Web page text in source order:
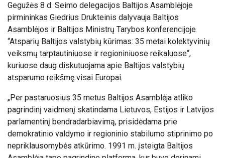
Gegužės 8 d. Seimo delegacijos Baltijos Asamblėjoje
pirmininkas Giedrius Drukteinis dalyvauja Baltijos
Asamblėjos ir Baltijos Ministrų Tarybos konferencijoje
“Atsparių Baltijos valstybių kūrimas: 35 metai kolektyvinių
veiksmų tarptautiniuose ir regioniniuose reikaluose“,
kuriuose daug diskutuojama apie Baltijos valstybių
atsparumo reikšmę visai Europai.
„Per pastaruosius 35 metus Baltijos Asamblėja atliko
pagrindinį vaidmenį skatindama Lietuvos, Estijos ir Latvijos
parlamentinį bendradarbiavimą, prisidėdama prie
demokratinio valdymo ir regioninio stabilumo stiprinimo po
nepriklausomybės atkūrimo. 1991 m. įsteigta Baltijos